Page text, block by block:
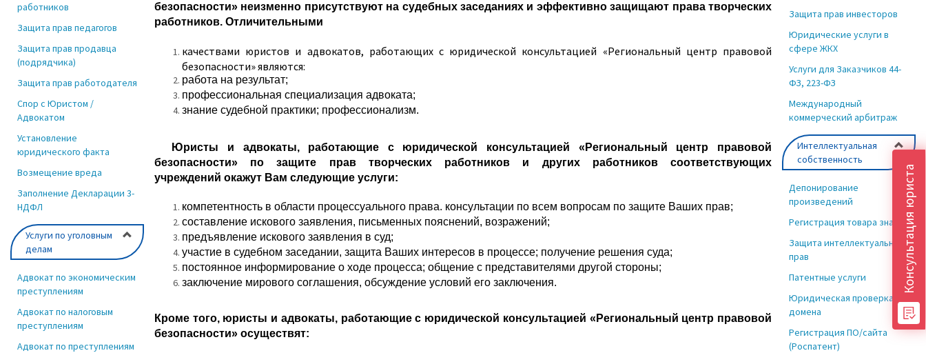
работников
Защита прав педагогов
Защита прав продавца
(подрядчика)
Защита прав работодателя
Спор с Юристом /
Адвокатом
Установление
юридического факта
Возмещение вреда
Заполнение Декларации 3-
НДФЛ
Услуги по уголовным
делам
Адвокат по экономическим
преступлениям
Адвокат по налоговым
преступлениям
Адвокат по преступлениям
безопасности» неизменно присутствуют на судебных заседаниях и эффективно защищают права творческих
работников. Отличительными
качествами юристов и адвокатов, работающих с юридической консультацией «Региональный центр правовой
безопасности» являются:
работа на результат;
профессиональная специализация адвоката;
знание судебной практики; профессионализм.
Юристы и адвокаты, работающие с юридической консультацией «Региональный центр правовой
безопасности» по защите прав творческих работников и других работников соответствующих
учреждений окажут Вам следующие услуги:
компетентность в области процессуального права. консультации по всем вопросам по защите Ваших прав;
составление искового заявления, письменных пояснений, возражений;
предъявление искового заявления в суд;
участие в судебном заседании, защита Ваших интересов в процессе; получение решения суда;
постоянное информирование о ходе процесса; общение с представителями другой стороны;
заключение мирового соглашения, обсуждение условий его заключения.
Кроме того, юристы и адвокаты, работающие с юридической консультацией «Региональный центр правовой
безопасности» осуществят:
Защита прав инвесторов
Юридические услуги в
сфере ЖКХ
Услуги для Заказчиков 44-
ФЗ, 223-ФЗ
Международный
коммерческий арбитраж
Интеллектуальная
собственность
Депонирование
произведений
Регистрация товара знака
Защита интеллектуальных
прав
Патентные услуги
Юридическая проверка
домена
Регистрация ПО/сайта
(Роспатент)
Консультация юриста